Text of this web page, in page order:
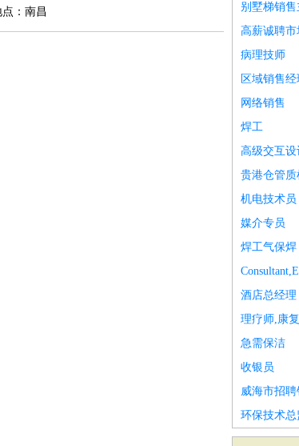
：南昌
别墅梯销售
高薪诚聘市
病理技师
区域销售经
网络销售
焊工
高级交互设
贵港仓管质
机电技术员
媒介专员
焊工气保焊
酒店总经理
理疗师,康
急需保洁
收银员
威海市招
环保技术总